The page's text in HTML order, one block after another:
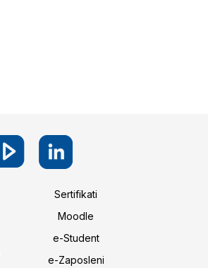
Sertifikati
Moodle
e-Student
e-Zaposleni